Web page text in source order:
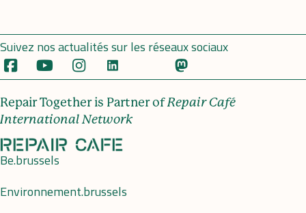
Suivez nos actualités sur les réseaux sociaux
Repair Together is Partner ofRepair Café
International Network
Be.brussels
Environnement.brussels